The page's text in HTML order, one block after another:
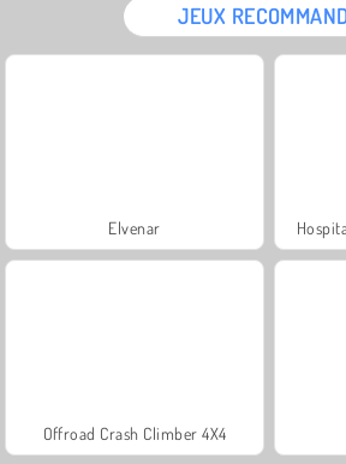
JEUX
Elvenar
Offroad Crash Climber 4X4